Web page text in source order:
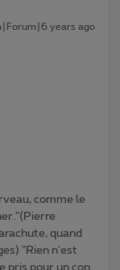
years ago
comme le
quand
"Rien n'est